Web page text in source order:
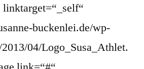
buckenlei.de/wp-
04/Logo_Susa_Athlet.